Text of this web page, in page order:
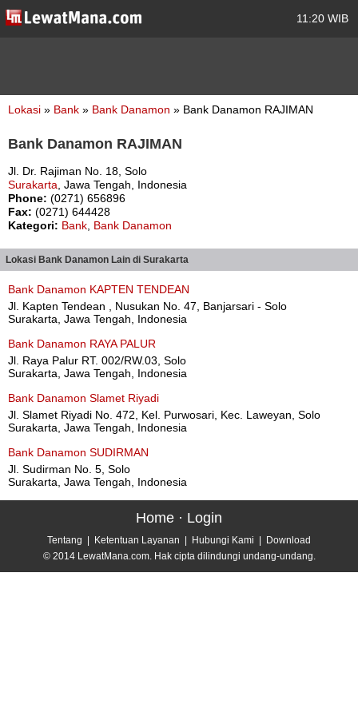
11:20 WIB
Lokasi » Bank » Bank Danamon » Bank Danamon RAJIMAN
Bank Danamon RAJIMAN
Jl. Dr. Rajiman No. 18, Solo
Surakarta , Jawa Tengah, Indonesia
Phone: (0271) 656896
Fax: (0271) 644428
Kategori: Bank Bank Danamon
Lokasi Bank Danamon Lain di Surakarta
Bank Danamon KAPTEN TENDEAN
Jl. Kapten Tendean , Nusukan No. 47, Banjarsari - Solo
Surakarta, Jawa Tengah, Indonesia
Bank Danamon RAYA PALUR
Jl. Raya Palur RT. 002/RW.03, Solo
Surakarta, Jawa Tengah, Indonesia
Bank Danamon Slamet Riyadi
Jl. Slamet Riyadi No. 472, Kel. Purwosari, Kec. Laweyan, Solo
Surakarta, Jawa Tengah, Indonesia
Bank Danamon SUDIRMAN
Jl. Sudirman No. 5, Solo
Surakarta, Jawa Tengah, Indonesia
Home · Login
Tentang Ketentuan Layanan Hubungi Kami
Download
© 2014 LewatMana.com. Hak cipta dilindungi undang-undang.